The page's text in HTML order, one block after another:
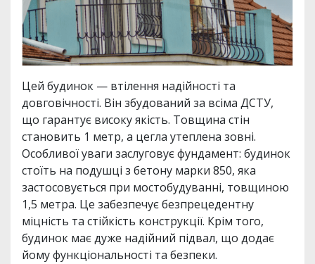
Цей будинок — втілення надійності та
довговічності. Він збудований за всіма ДСТУ,
що гарантує високу якість. Товщина стін
становить 1 метр, а цегла утеплена зовні.
Особливої уваги заслуговує фундамент: будинок
стоїть на подушці з бетону марки 850, яка
застосовується при мостобудуванні, товщиною
1,5 метра. Це забезпечує безпрецедентну
міцність та стійкість конструкції. Крім того,
будинок має дуже надійний підвал, що додає
йому функціональності та безпеки.